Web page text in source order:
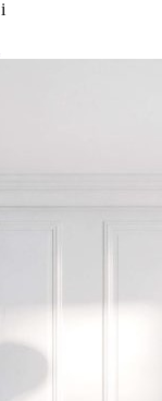
i